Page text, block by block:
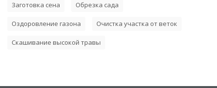
Заготовка сена Обрезка сада
Оздоровление газона Очистка участка от веток
Скашивание высокой травы